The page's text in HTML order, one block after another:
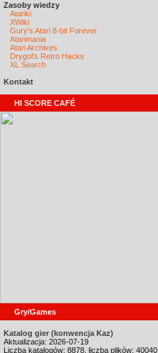
Zasoby wiedzy
Atariki
XWiki
Gury's Atari 8-bit Forever
Atarimania
Atari Archives
Drygol's Retro Hacks
XL Search
Kontakt
HI SCORE CAFÉ
Gry/Games
Katalog gier (konwencja Kaz)
Aktualizacja: 2026-07-19
Liczba katalogów: 8878, liczba plików: 40040